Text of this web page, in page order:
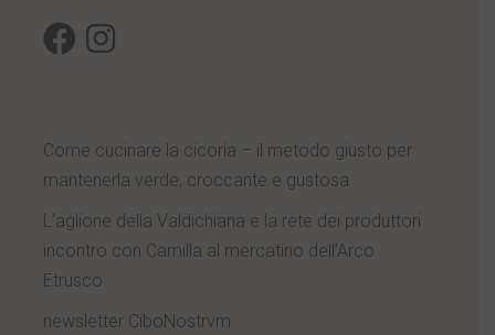
Come cucinare la cicoria – il metodo giusto per
mantenerla verde, croccante e gustosa
L’aglione della Valdichiana e la rete dei produttori
incontro con Camilla al mercatino dell’Arco
Etrusco
newsletter CiboNostrvm